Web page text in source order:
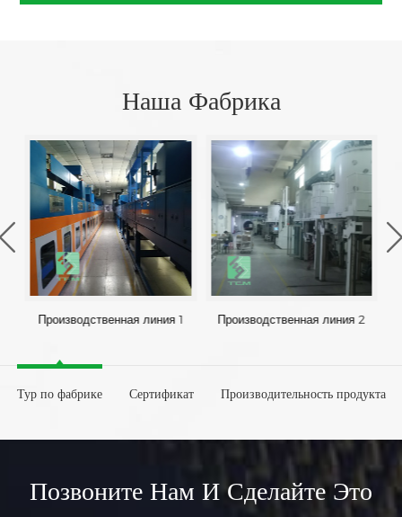
Наша Фабрика
Производственная линия 1 Производственная линия 2
Тур по фабрике Сертификат Производительность продукта
Позвоните Нам И Сделайте Это